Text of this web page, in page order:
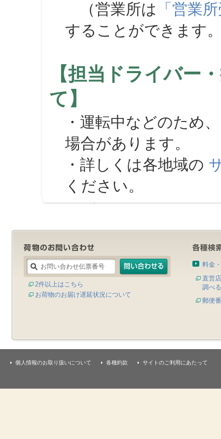
（営業所は 「営業
することができます
【担当ドライバー
て】
・運転中などのため
場合があります。
・詳しくは各地域の
ください。
2件以上はこちら
お荷物のお届け遅延状況について
料金
直営
調べる
郵便
個人情報のお取り扱いについて 各種約款 サイトのご利用にあたって